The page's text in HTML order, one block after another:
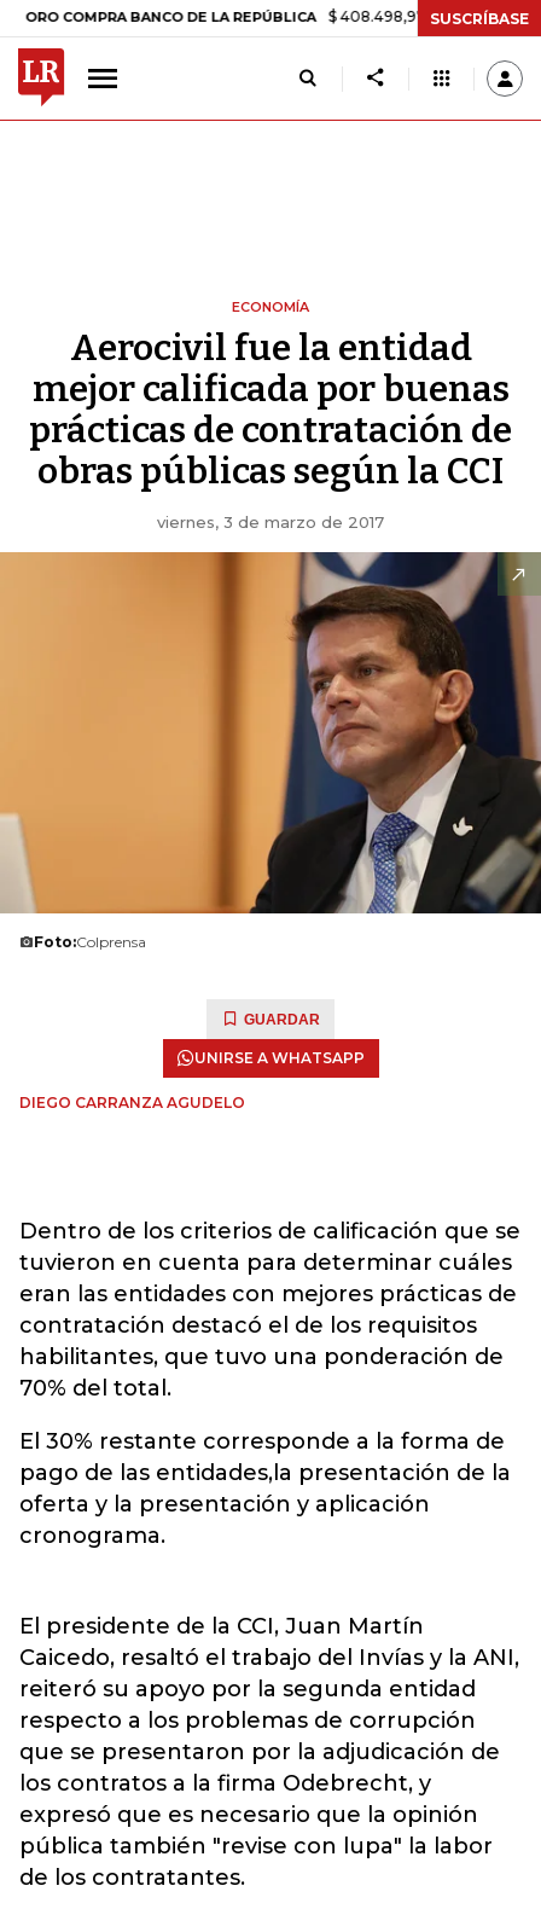
BANCO DE LA REPÚBLICA $ 408.498,97 +$ 8.753,81 +2,19%
SUSCRÍBASE
ECONOMÍA
Aerocivil fue la entidad
mejor calificada por buenas
prácticas de contratación de
obras públicas según la CCI
viernes, 3 de marzo de 2017
Foto:Colprensa
GUARDAR
UNIRSE A WHATSAPP
DIEGO CARRANZA AGUDELO
Dentro de los criterios de calificación que se
tuvieron en cuenta para determinar cuáles
eran las entidades con mejores prácticas de
contratación destacó el de los requisitos
habilitantes, que tuvo una ponderación de
70% del total.
El 30% restante corresponde a la forma de
pago de las entidades,la presentación de la
oferta y la presentación y aplicación
cronograma.
El presidente de la CCI, Juan Martín
Caicedo, resaltó el trabajo del Invías y la ANI,
reiteró su apoyo por la segunda entidad
respecto a los problemas de corrupción
que se presentaron por la adjudicación de
los contratos a la firma Odebrecht, y
expresó que es necesario que la opinión
pública también "revise con lupa" la labor
de los contratantes.